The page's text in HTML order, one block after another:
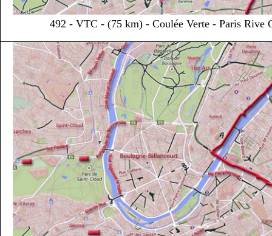
492 - VTC - (75 km) - Coulée Verte - Paris Rive